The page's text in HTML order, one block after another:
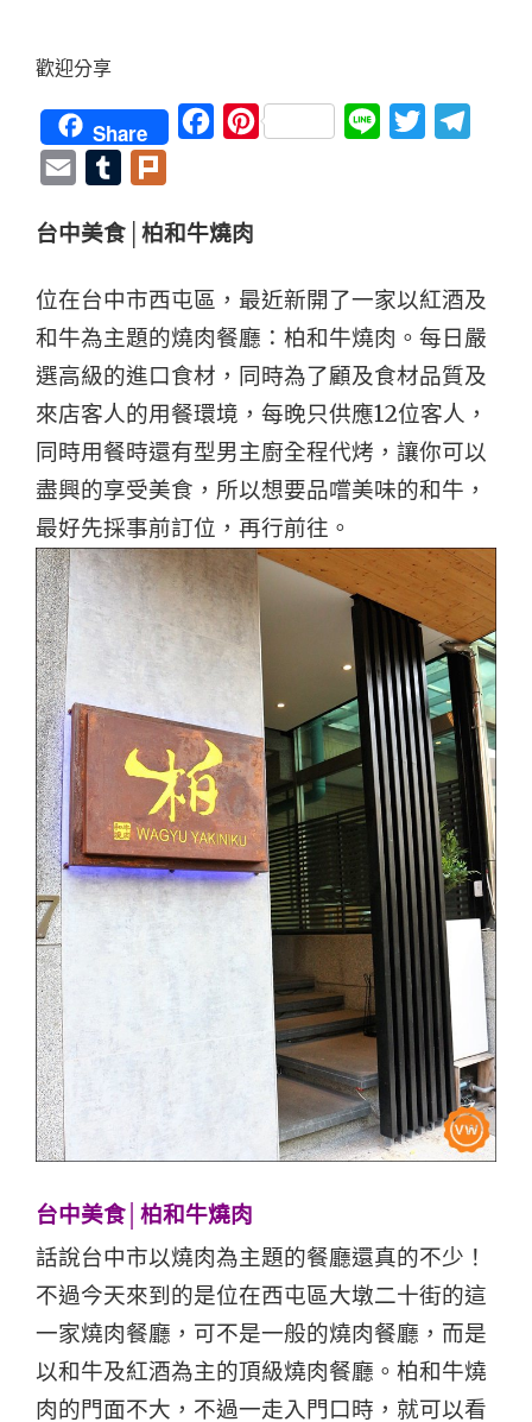
歡迎分享
Share FacebookPinterest Line Twitter
Email Tumblr
台中美食│柏和牛燒肉
位在台中市西屯區，最近新開了一家以紅酒及
和牛為主題的燒肉餐廳：柏和牛燒肉。每日嚴
選高級的進口食材，同時為了顧及食材品質及
來店客人的用餐環境，每晚只供應12位客人，
同時用餐時還有型男主廚全程代烤，讓你可以
盡興的享受美食，所以想要品嚐美味的和牛，
最好先採事前訂位，再行前往。
台中美食│柏和牛燒肉
話說台中市以燒肉為主題的餐廳還真的不少！
不過今天來到的是位在西屯區大墩二十街的這
一家燒肉餐廳，可不是一般的燒肉餐廳，而是
以和牛及紅酒為主的頂級燒肉餐廳。柏和牛燒
肉的門面不大，不過一走入門口時，就可以看